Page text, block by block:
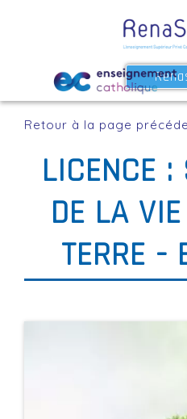
Retour à la page
LICENCE :
DE LA
TERRE -